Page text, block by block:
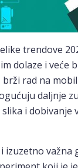
trendove
dolaze i veće
rad na
daljnje
i dobivanje
izuzetno važna